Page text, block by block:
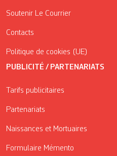
Soutenir Le Courrier
Contacts
Politique de cookies (UE)
PUBLICITÉ / PARTENARIATS
Tarifs publicitaires
Partenariats
Naissances et Mortuaires
Formulaire Mémento